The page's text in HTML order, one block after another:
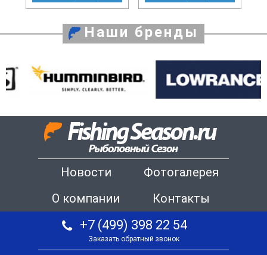
Наши бренды
Новости
Фотогалерея
О компании
Контакты
+7 (499) 398 22 54
Заказать обратный звонок